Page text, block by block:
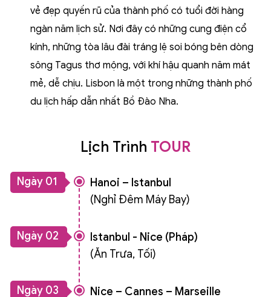
vẻ đẹp quyến rũ của thành phố có tuổi đời hàng
ngàn năm lịch sử. Nơi đây có những cung điện cổ
kính, những tòa lâu đài tráng lệ soi bóng bên dòng
sông Tagus thơ mộng, với khí hậu quanh năm mát
mẻ, dễ chịu. Lisbon là một trong những thành phố
du lịch hấp dẫn nhất Bồ Đào Nha.
Lịch Trình TOUR
Ngày 01
Hanoi – Istanbul
(Nghỉ Đêm Máy Bay)
Ngày 02
Istanbul - Nice (Pháp)
(Ăn Trưa, Tối)
Ngày 03 Nice – Cannes – Marseille